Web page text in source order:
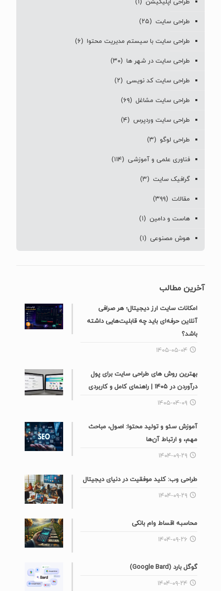
طراحی اپلیکیشن (۱)
طراحی سایت (۲۵)
طراحی سایت با سیستم مدیریت محتوا (۶)
طراحی سایت در شهر ها (۳۰)
طراحی سایت کد نویسی (۲)
طراحی سایت مشاغل (۶۹)
طراحی سایت وردپرس (۴)
طراحی لوگو (۳)
فناوری علمی و آموزشی (۱۱۴)
گرافیک سایت (۳)
مقالات (۳۹۹)
هاست و دامین (۱)
هوش مصنوعی (۱)
آخرین مطالب
امکانات سایت ارز دیجیتال؛ هر صرافی
آنلاین حرفه‌ای باید چه قابلیت‌هایی داشته
باشد؟
۱۴۰۵-۰۵-۰۴
بهترین روش های طراحی سایت برای پول
درآوردن در ۱۴۰۵ | راهنمای کامل و کاربردی
۱۴۰۵-۰۴-۰۹
آموزش سئو و تولید محتوا: اصول، مباحث
مهم، و ارتباط آن‌ها
۱۴۰۴-۰۹-۲۹
طراحی وب: کلید موفقیت در دنیای دیجیتال
۱۴۰۴-۰۹-۲۹
محاسبه اقساط وام بانکی
۱۴۰۴-۰۹-۲۶
گوگل بارد (Google Bard)
۱۴۰۴-۰۹-۲۴